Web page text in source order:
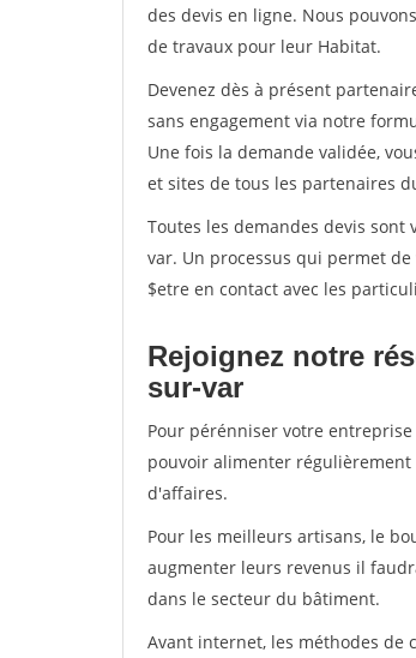
des devis en ligne. Nous
de travaux pour leur Habitat.
Devenez dès à présent
sans engagement via notre
Une fois la demande validée,
et sites de tous les partenaires
Toutes les demandes devis
var. Un processus qui permet
$etre en contact avec les
Rejoignez notre
sur-var
Pour pérénniser votre
pouvoir alimenter
d'affaires.
Pour les meilleurs artisans, le
augmenter leurs revenus il
dans le secteur du bâtiment.
Avant internet, les méthodes de